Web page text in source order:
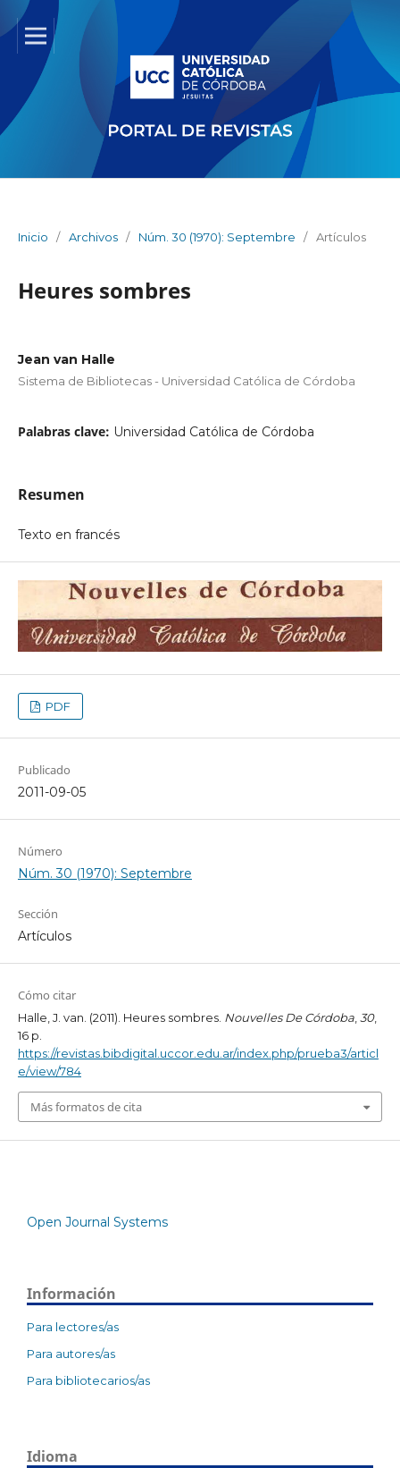
Inicio / Archivos / Núm. 30 (1970): Septembre / Artículos
Heures sombres
Jean van Halle
Sistema de Bibliotecas - Universidad Católica de Córdoba
Palabras clave: Universidad Católica de Córdoba
Resumen
Texto en francés
PDF
Publicado
2011-09-05
Número
Núm. 30 (1970): Septembre
Sección
Artículos
Cómo citar
Halle, J. van. (2011). Heures sombres. Nouvelles De Córdoba, 30,
16 p.
https://revistas.bibdigital.uccor.edu.ar/index.php/prueba3/articl
e/view/784
Más formatos de cita
Open Journal Systems
Información
Para lectores/as
Para autores/as
Para bibliotecarios/as
Idioma